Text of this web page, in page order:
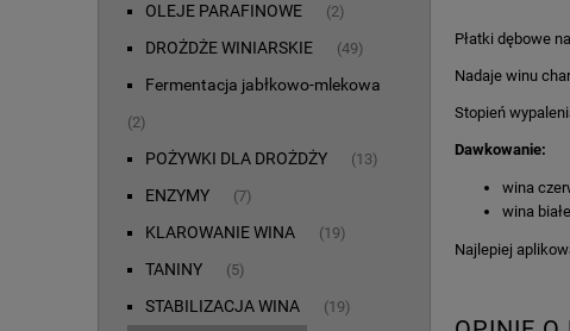
OLEJE PARAFINOWE (2)
DROŻDŻE WINIARSKIE (49)
Fermentacja jabłkowo-mlekowa
(2)
POŻYWKI DLA DROŻDŻY (13)
ENZYMY (7)
KLAROWANIE WINA (19)
TANINY (5)
STABILIZACJA WINA (19)
Płatki dębowe
Nadaje winu
Stopień
Dawkowanie:
wina
wina
Najlepiej